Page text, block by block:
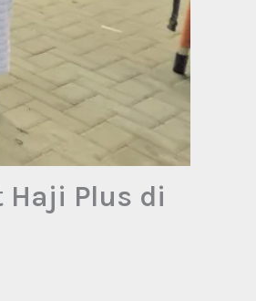
Plus di